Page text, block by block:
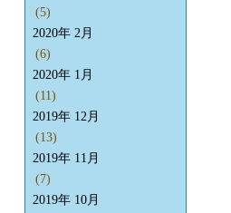
(5)
2020年 2月
(6)
2020年 1月
(11)
2019年 12月
(13)
2019年 11月
(7)
2019年 10月